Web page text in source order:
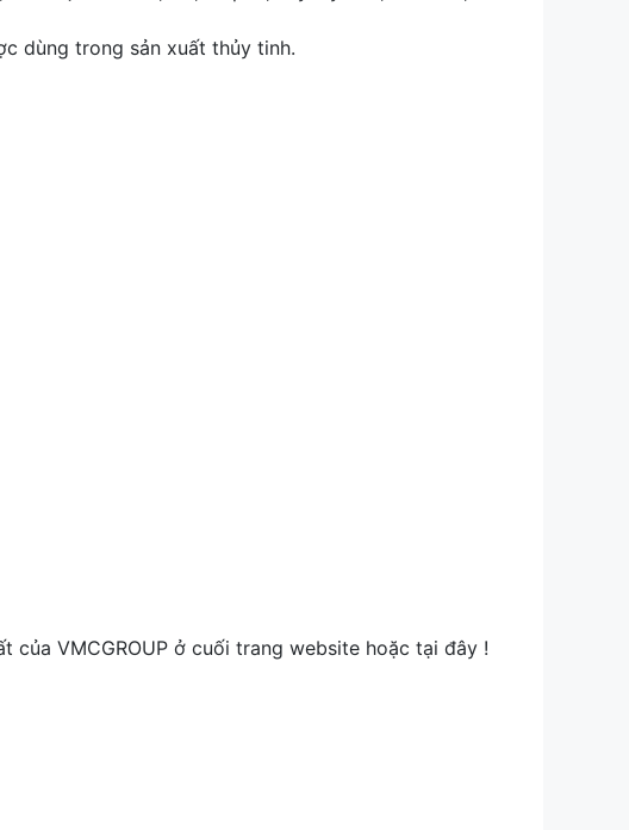
dùng trong sản xuất thủy tinh.
của VMCGROUP ở cuối trang website hoặc tại đây !